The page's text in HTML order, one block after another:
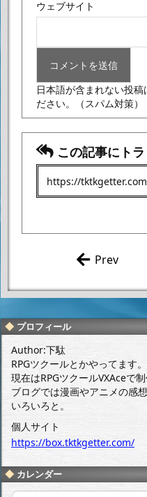
ウェブサイト
日本語が含まれない投
ださい。
（スパム対策）
この記事にト
ドリル汁
ボ牌」 第3話
感想
Prev
プロフィール
Author:下駄
RPGツクールとかやってます。
現在はRPGツクールVXAceで制
ブログでは漫画やアニメの感
いろいろと。
個人サイト
https://box.tktkgetter.com/
カレンダー